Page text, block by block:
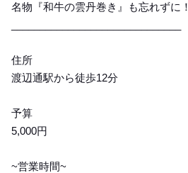
名物『和牛の雲丹巻き』も忘れずに！
住所
渡辺通駅から徒歩12分
予算
5,000円
~営業時間~